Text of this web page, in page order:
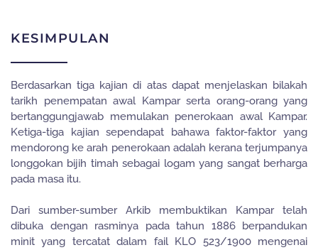
KESIMPULAN
Berdasarkan tiga kajian di atas dapat menjelaskan bilakah
tarikh penempatan awal Kampar serta orang-orang yang
bertanggungjawab memulakan penerokaan awal Kampar.
Ketiga-tiga kajian sependapat bahawa faktor-faktor yang
mendorong ke arah penerokaan adalah kerana terjumpanya
longgokan bijih timah sebagai logam yang sangat berharga
pada masa itu.
Dari sumber-sumber Arkib membuktikan Kampar telah
dibuka dengan rasminya pada tahun 1886 berpandukan
minit yang tercatat dalam fail KLO 523/1900 mengenai